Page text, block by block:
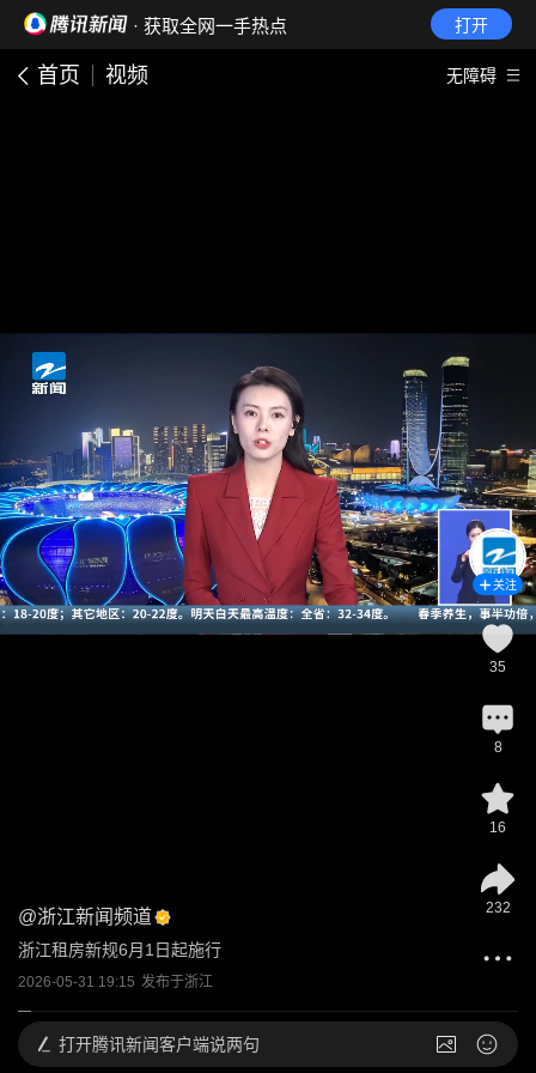
· 获取全网一手热点 打开
首页 视频 无障碍
@浙江新闻频道
浙江租房新规6月1日起施行
2026-05-31 19:15 发布于浙江
关注
35
8
16
232
打开腾讯新闻客户端说两句